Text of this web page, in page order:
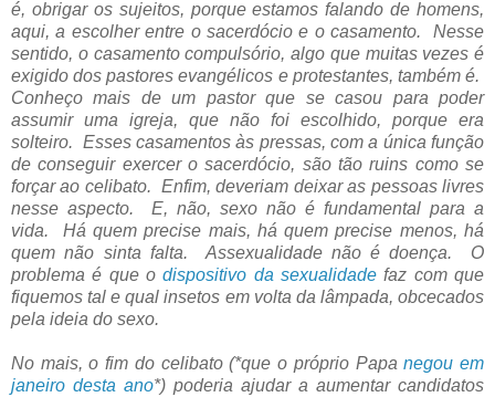
é, obrigar os sujeitos, porque estamos falando de homens,
aqui, a escolher entre o sacerdócio e o casamento. Nesse
sentido, o casamento compulsório, algo que muitas vezes é
exigido dos pastores evangélicos e protestantes, também é.
Conheço mais de um pastor que se casou para poder
assumir uma igreja, que não foi escolhido, porque era
solteiro. Esses casamentos às pressas, com a única função
de conseguir exercer o sacerdócio, são tão ruins como se
forçar ao celibato. Enfim, deveriam deixar as pessoas livres
nesse aspecto. E, não, sexo não é fundamental para a
vida. Há quem precise mais, há quem precise menos, há
quem não sinta falta. Assexualidade não é doença. O
problema é que odispositivo da sexualidade faz com que
fiquemos tal e qual insetos em volta da lâmpada, obcecados
pela ideia do sexo.
No mais, o fim do celibato (*que o próprio Papanegou em
janeiro desta ano*) poderia ajudar a aumentar candidatos